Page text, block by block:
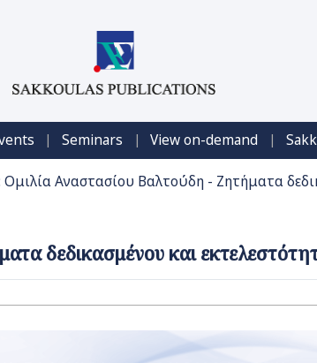
| Seminars | View on-demand |
Αναστασίου Βαλτούδη - Ζητήματα
δεδικασμένου και